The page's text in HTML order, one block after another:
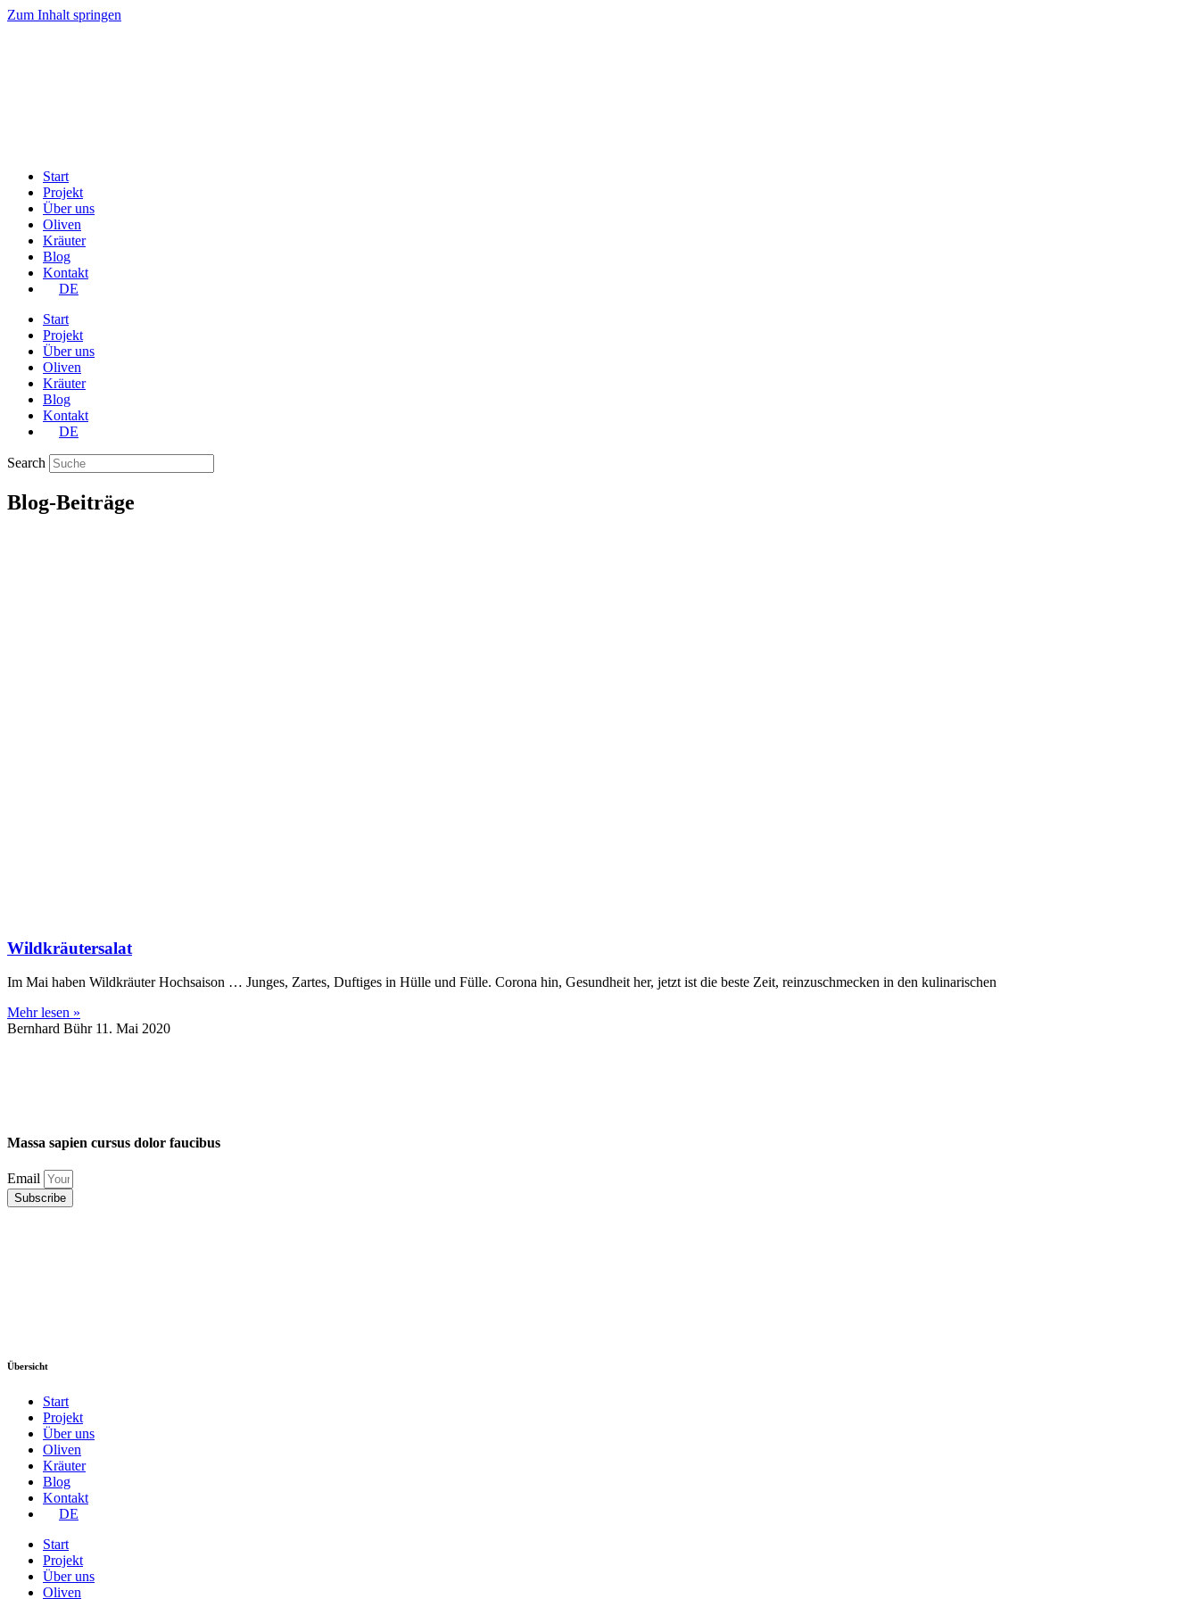
Zum Inhalt springen
Start
Projekt
Über uns
Oliven
Kräuter
Blog
Kontakt
DE
Start
Projekt
Über uns
Oliven
Kräuter
Blog
Kontakt
DE
Search
Blog-Beiträge
Wildkräutersalat
Im Mai haben Wildkräuter Hochsaison … Junges, Zartes, Duftiges in Hülle und Fülle. Corona hin, Gesundheit her, jetzt ist die beste Zeit, reinzuschmecken in den kulinarischen
Mehr lesen »
Bernhard Bühr 11. Mai 2020
Massa sapien cursus dolor faucibus
Email
Subscribe
Übersicht
Start
Projekt
Über uns
Oliven
Kräuter
Blog
Kontakt
DE
Start
Projekt
Über uns
Oliven